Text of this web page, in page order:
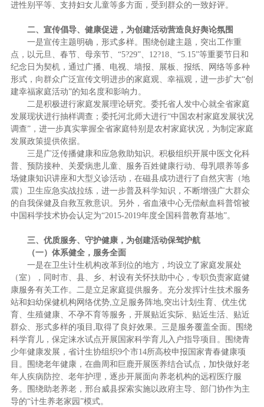
进性别平等、支持妇女儿童等多方面，受到群众的一致好评。
二、宣传倡导、健康促进，为创建活动营造良好舆论氛围
一是宣传主题明确，形式多样。围绕创建主题，突出工作重
点，以元旦、春节、母亲节、“5?29”、12?18、“5.15”等重要节日和
纪念日为契机，通过广播、电视、墙报、展板、报纸、网络等多种
形式，向群众广泛宣传文明进步的家庭观、幸福观，进一步扩大“创
建幸福家庭活动”的知名度和影响力。
二是积极进行家庭发展理论研究。委托省人发中心就全省家庭
发展现状进行抽样调查；委托河北师大进行“中国农村家庭发展状况
调查”，进一步真实掌握全省家庭特别是农村家庭状况，为制定家庭
发展政策提供依据。
三是广泛传播健康和应急救助知识。积极组织开展中医文化科
普、预防接种、关爱病患儿童、服务百姓健康行动、母乳喂养等多
场健康知识讲座和大型义诊活动，在磁县成功进行了自然灾害（地
震）卫生应急实战拉练，进一步普及科学知识，不断增强广大群众
的自我保健及自救互救意识。另外，省血液中心无偿献血科普馆被
中国科学技术协会认定为“2015-2019年度全国科普教育基地”。
三、优质服务、守护健康，为创建活动保驾护航
（一）体系健全，服务全面
一是在卫生计生机构改革到位的地方，均设立了家庭发展处
（室），同时市、县、乡、村设有关怀扶助中心，专职负责家庭健
康服务有关工作。二是立足家庭提供服务。充分发挥计生技术服务
站和妇幼保健机构网络优势,立足服务阵地,突出计划生育、优生优
育、生殖健康、不孕不育等服务，开展贴近实际、贴近生活、贴近
群众、形式多样的项目,取得了良好效果。三是服务覆盖全面。围绕
科学育儿，保定涞水试点开展国家科学育儿入户指导项目。围绕青
少年健康发展，省计生协组织9个市14所高校申报国家青春健康项
目。围绕老年健康，在曲周和巨鹿开展医养结合试点，加快做好老
年人疾病防控、老年护理，逐步开展面向养老机构的远程医疗服
务。围绕助老养老，邢台威县探索实施以政府主导、部门协作为主
导的“计生养老家园”模式。